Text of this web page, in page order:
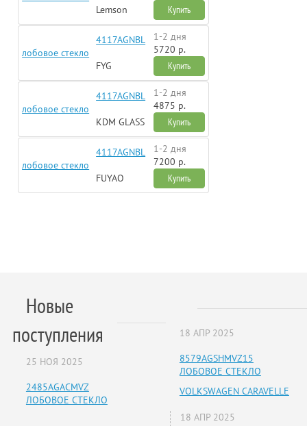
Lemson
Купить
лобовое стекло
4117AGNBL
FYG
1-2 дня
5720 р.
Купить
лобовое стекло
4117AGNBL
KDM GLASS
1-2 дня
4875 р.
Купить
лобовое стекло
4117AGNBL
FUYAO
1-2 дня
7200 р.
Купить
Новые
поступления
25 НОЯ 2025
2485AGACMVZ
ЛОБОВОЕ СТЕКЛО
18 АПР 2025
8579AGSHMVZ15
ЛОБОВОЕ СТЕКЛО
VOLKSWAGEN CARAVELLE
18 АПР 2025